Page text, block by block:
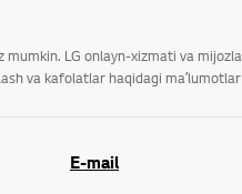
LG onlayn-xizmati va
va kafolatlar haqidagi
E-mail